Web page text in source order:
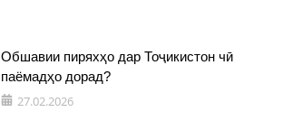
Обшавии пиряхҳо дар Тоҷикистон чӣ
паёмадҳо дорад?
27.02.2026